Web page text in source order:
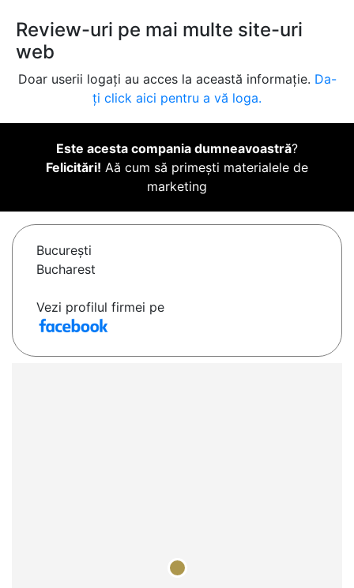
Review-uri pe mai multe site-uri
web
Doar userii logați au acces la această informație. Da-
ți click aici pentru a vă loga.
Este acesta compania dumneavoastră?
Felicitări! Aă cum să primești materialele de
marketing
Bucureşti
Bucharest
Vezi profilul firmei pe